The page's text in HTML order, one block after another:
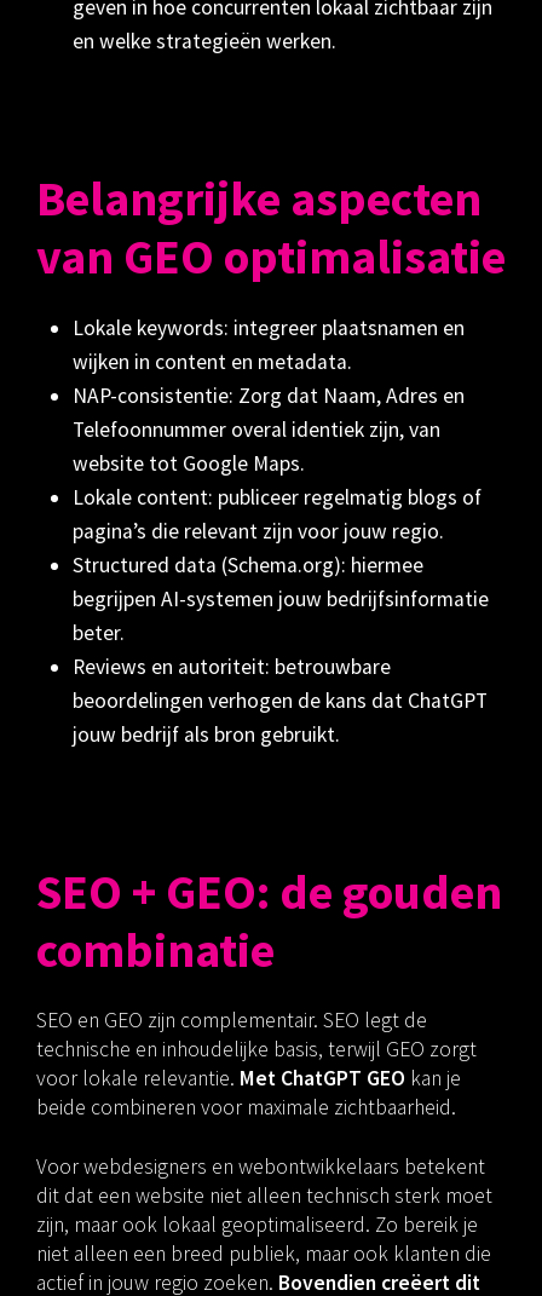
geven in hoe concurrenten lokaal zichtbaar zijn
en welke strategieën werken.
Belangrijke aspecten
van GEO optimalisatie
Lokale keywords: integreer plaatsnamen en
wijken in content en metadata.
NAP-consistentie: Zorg dat Naam, Adres en
Telefoonnummer overal identiek zijn, van
website tot Google Maps.
Lokale content: publiceer regelmatig blogs of
pagina’s die relevant zijn voor jouw regio.
Structured data (Schema.org): hiermee
begrijpen AI-systemen jouw bedrijfsinformatie
beter.
Reviews en autoriteit: betrouwbare
beoordelingen verhogen de kans dat ChatGPT
jouw bedrijf als bron gebruikt.
SEO + GEO: de gouden
combinatie
SEO en GEO zijn complementair. SEO legt de
technische en inhoudelijke basis, terwijl GEO zorgt
voor lokale relevantie. Met ChatGPT GEO kan je
beide combineren voor maximale zichtbaarheid.
Voor webdesigners en webontwikkelaars betekent
dit dat een website niet alleen technisch sterk moet
zijn, maar ook lokaal geoptimaliseerd. Zo bereik je
niet alleen een breed publiek, maar ook klanten die
actief in jouw regio zoeken. Bovendien creëert dit